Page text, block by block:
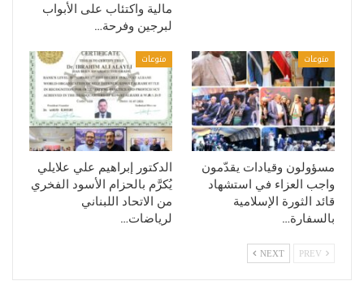
مالية واكتئاب على الأبواب
لبرجين وفرحة…
منوعات
مسؤولون وقيادات يقدّمون
واجب العزاء في استشهاد
قائد الثورة الإسلامية
بالسفارة…
منوعات
الدكتور إبراهيم علي علايلي
يُكرَّم بالحزام الأسود الفخري
من الاتحاد اللبناني
لرياضات…
NEXT